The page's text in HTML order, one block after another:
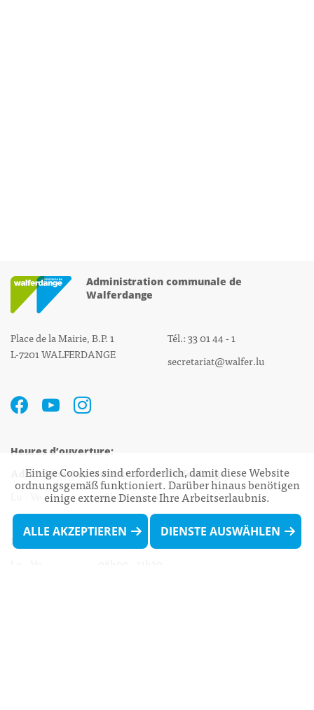
Administration communale de
Walferdange
Place de la Mairie, B.P. 1
L-7201 WALFERDANGE
Tél.: 33 01 44 - 1
secretariat@walfer.lu
Heures d’ouverture:
Administration communale de Walferdange
Lu - Ve 08h00 - 11h30
13h30 - 16h00
Biergercenter
Einige Cookies sind erforderlich, damit diese Website
ordnungsgemäß funktioniert. Darüber hinaus benötigen
einige externe Dienste Ihre Arbeitserlaubnis.
ALLE AKZEPTIEREN DIENSTE AUSWÄHLEN